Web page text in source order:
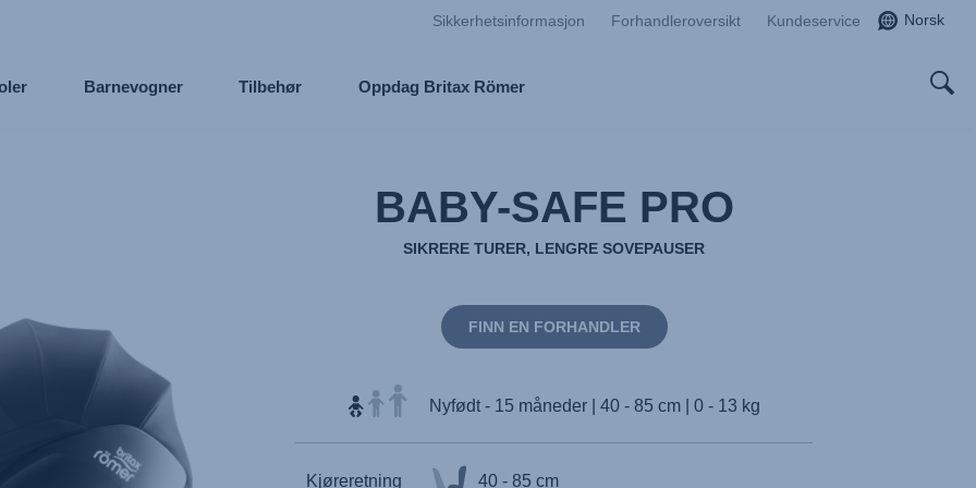
Sikkerhetsinformasjon Forhandleroversikt Kundeservice Norsk
Barnevogner Tilbehør Oppdag Britax Römer
BABY-SAFE PRO
SIKRERE TURER, LENGRE SOVEPAUSER
FINN EN FORHANDLER
Nyfødt - 15 måneder | 40 - 85 cm | 0 - 13 kg
Kjøreretning 40 - 85 cm